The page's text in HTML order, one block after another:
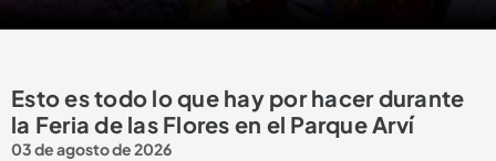
Esto es todo lo que hay por hacer durante
la Feria de las Flores en el Parque Arví
03 de agosto de 2026